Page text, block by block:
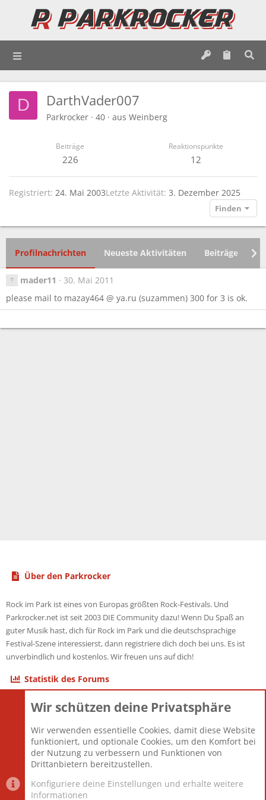
D DarthVader007
Parkrocker · 40 · aus Weinberg
Beiträge
226
Reaktionspunkte
12
Registriert 24. Mai 2003Letzte Aktivität 3. Dezember 2025
Finden
Profilnachrichten Neueste Aktivitäten Beiträge
mader11
30. Mai 2011
please mail to mazay464 @ ya.ru (suzammen) 300 for 3 is ok.
Über den Parkrocker
Rock im Park ist eines von Europas größten Rock-Festivals. Und
Parkrocker.net ist seit 2003 DIE Community dazu! Wenn Du Spaß an
guter Musik hast, dich für Rock im Park und die deutschsprachige
Festival-Szene interessierst, dann registriere dich doch bei uns. Es ist
unverbindlich und kostenlos. Wir freuen uns auf dich!
Statistik des Forums
Themen
Mitglieder
12.425
Neuestes Mitglied
Toddster85
Wir schützen deine Privatsphäre
Wir verwenden essentielle Cookies, damit diese Website
funktioniert, und optionale Cookies, um den Komfort bei
der Nutzung zu verbessern und Funktionen von
Drittanbietern bereitzustellen.
Konfiguriere deine Einstellungen und erhalte weitere
Informationen